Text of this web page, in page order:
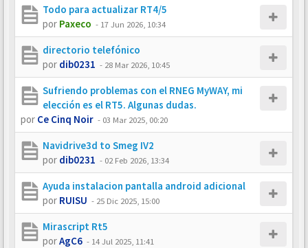
Todo para actualizar RT4/5
por Paxeco - 17 Jun 2026, 10:34
directorio telefónico
por dib0231 - 28 Mar 2026, 10:45
Sufriendo problemas con el RNEG MyWAY, mi
elección es el RT5. Algunas dudas.
por Ce Cinq Noir - 03 Mar 2025, 00:20
Navidrive3d to Smeg IV2
por dib0231 - 02 Feb 2026, 13:34
Ayuda instalacion pantalla android adicional
por RUISU - 25 Dic 2025, 15:00
Mirascript Rt5
porAgC6 - 14 Jul 2025, 11:41